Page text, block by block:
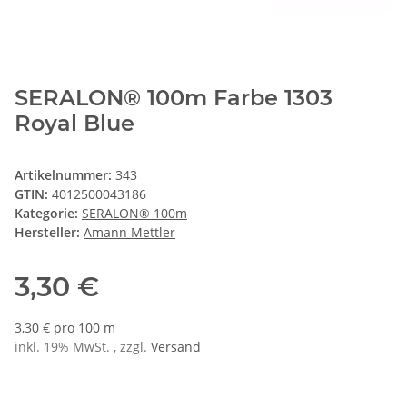
SERALON® 100m Farbe 1303
Royal Blue
Artikelnummer: 343
GTIN: 4012500043186
Kategorie: SERALON® 100m
Hersteller: Amann Mettler
3,30 €
3,30 € pro 100 m
inkl. 19% MwSt. , zzgl. Versand